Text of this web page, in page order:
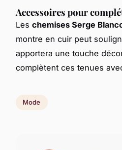
Accessoires pour
Les chemises Serge
montre en cuir peut
apportera une touche
complètent ces tenues
Mode